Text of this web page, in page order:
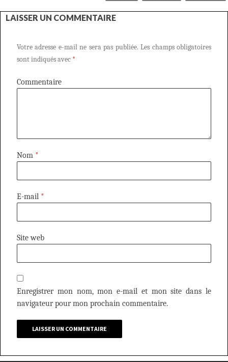
LAISSER UN COMMENTAIRE
Votre adresse e-mail ne sera pas publiée. Les champs obligatoires
sont indiqués avec *
Commentaire
Nom *
E-mail *
Site web
Enregistrer mon nom, mon e-mail et mon site dans le
navigateur pour mon prochain commentaire.